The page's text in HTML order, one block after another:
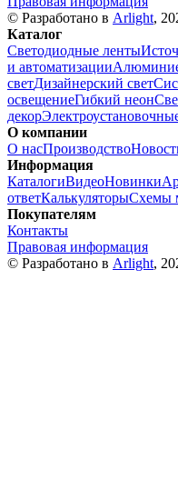
© Разработано в Arlight,
Каталог
Светодиодные ленты
и автоматизации
светДизайнерский свет
освещениеГибкий неон
декор
О компании
О насПроизводство
Информация
КаталогиВидеоНовинки
ответКалькуляторыСхемы
Покупателям
Контакты
Правовая информация
© Разработано в Arlight,